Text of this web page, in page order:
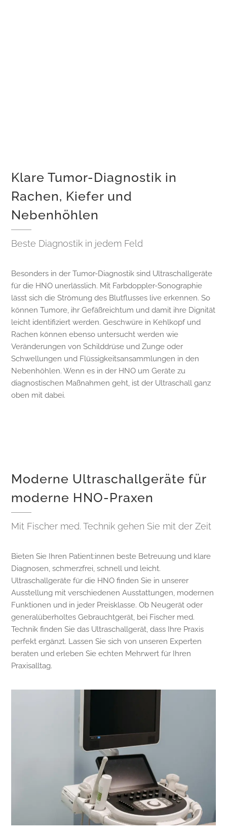
Klare Tumor-Diagnostik in
Rachen, Kiefer und
Nebenhöhlen
Beste Diagnostik in jedem Feld
Besonders in der Tumor-Diagnostik sind Ultraschallgeräte
für die HNO unerlässlich. Mit Farbdoppler-Sonographie
lässt sich die Strömung des Blutflusses live erkennen. So
können Tumore, ihr Gefäßreichtum und damit ihre Dignität
leicht identifiziert werden. Geschwüre in Kehlkopf und
Rachen können ebenso untersucht werden wie
Veränderungen von Schilddrüse und Zunge oder
Schwellungen und Flüssigkeitsansammlungen in den
Nebenhöhlen. Wenn es in der HNO um Geräte zu
diagnostischen Maßnahmen geht, ist der Ultraschall ganz
oben mit dabei.
Moderne Ultraschallgeräte für
moderne HNO-Praxen
Mit Fischer med. Technik gehen Sie mit der Zeit
Bieten Sie Ihren Patient:innen beste Betreuung und klare
Diagnosen, schmerzfrei, schnell und leicht.
Ultraschallgeräte für die HNO finden Sie in unserer
Ausstellung mit verschiedenen Ausstattungen, modernen
Funktionen und in jeder Preisklasse. Ob Neugerät oder
generalüberholtes Gebrauchtgerät, bei Fischer med.
Technik finden Sie das Ultraschallgerät, dass Ihre Praxis
perfekt ergänzt. Lassen Sie sich von unseren Experten
beraten und erleben Sie echten Mehrwert für Ihren
Praxisalltag.